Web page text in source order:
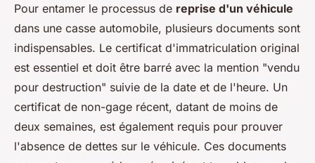
Pour entamer le processus de reprise d'un véhicule
dans une casse automobile, plusieurs documents sont
indispensables. Le certificat d'immatriculation original
est essentiel et doit être barré avec la mention "vendu
pour destruction" suivie de la date et de l'heure. Un
certificat de non-gage récent, datant de moins de
deux semaines, est également requis pour prouver
l'absence de dettes sur le véhicule. Ces documents